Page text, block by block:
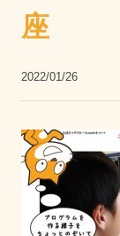
座
2022/01/26